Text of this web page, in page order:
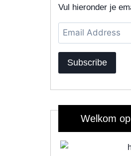
Vul hieronder je
Email
Address
Subscribe
Welkom